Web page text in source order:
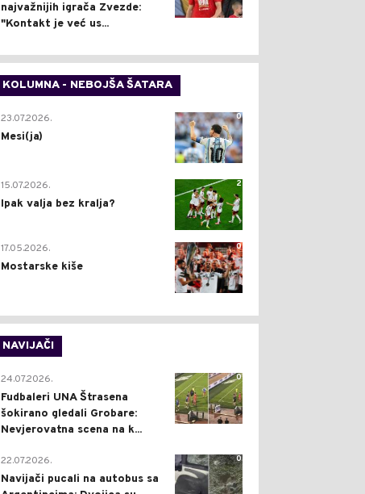
najvažnijih igrača Zvezde:
"Kontakt je već us...
KOLUMNA - NEBOJŠA ŠATARA
0
23.07.2026.
Mesi(ja)
2
15.07.2026.
Ipak valja bez kralja?
0
17.05.2026.
Mostarske kiše
NAVIJAČI
0
24.07.2026.
Fudbaleri UNA Štrasena
šokirano gledali Grobare:
Nevjerovatna scena na k...
0
22.07.2026.
Navijači pucali na autobus sa